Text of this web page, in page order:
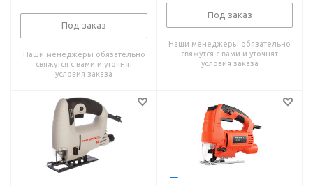
Под заказ
Наши менеджеры обязательно
свяжутся с вами и уточнят
условия заказа
Под заказ
Наши менеджеры обязательно
свяжутся с вами и уточнят
условия заказа